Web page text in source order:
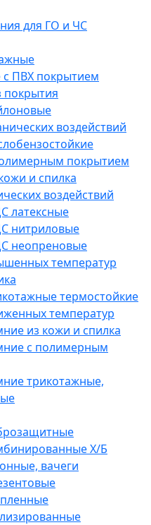
для ГО и ЧС
ПВХ покрытием
покрытия
воздействий
покрытием
и спилка
воздействий
латексные
нитриловые
неопреновые
температур
термостойкие
температур
из кожи и спилка
с полимерным
трикотажные,
Х/Б
вачеги